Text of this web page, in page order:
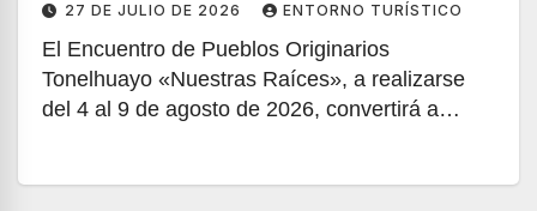
27 DE JULIO DE 2026 ENTORNO TURÍSTICO
El Encuentro de Pueblos Originarios
Tonelhuayo «Nuestras Raíces», a realizarse
del 4 al 9 de agosto de 2026, convertirá a…